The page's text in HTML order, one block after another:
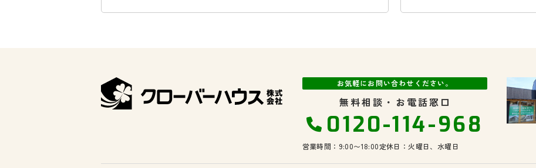
お気軽にお問い合わせください。
無料相談・お電話窓口
0120-114-968
営業時間：9:00〜18:00定休日：火曜日、水曜日